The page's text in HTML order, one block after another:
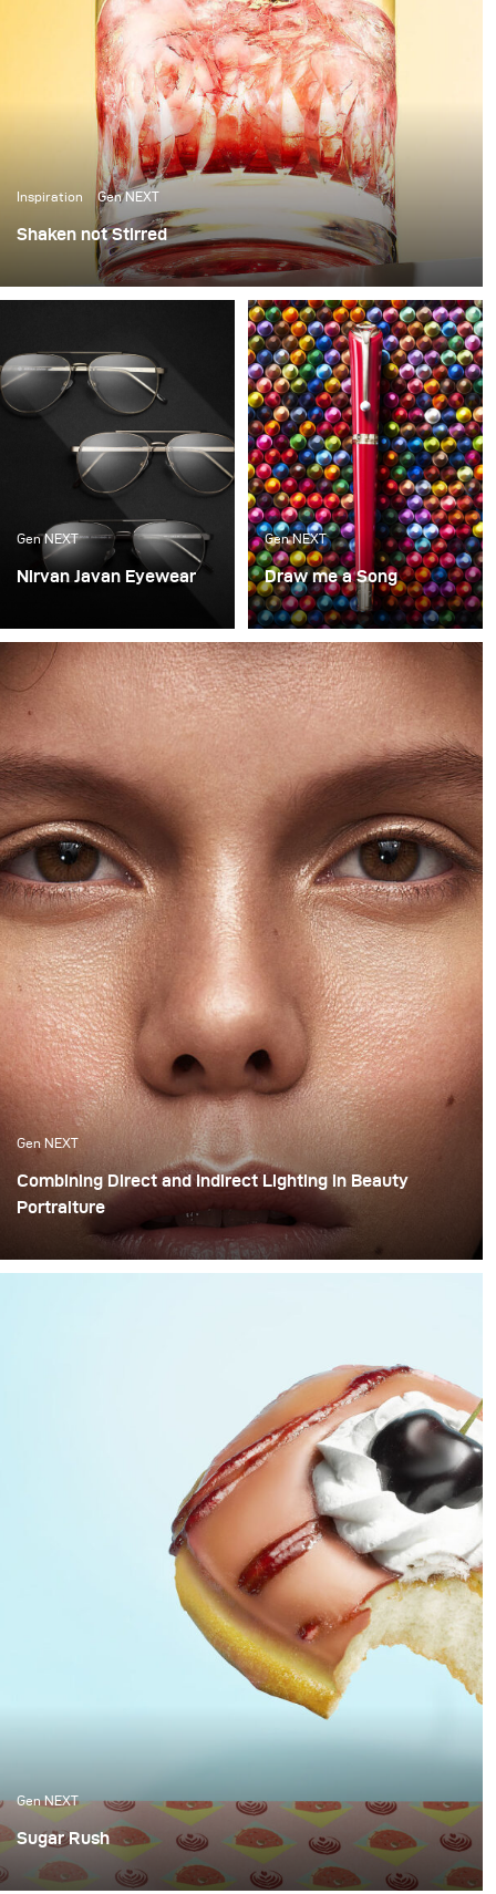
Inspiration Gen NEXT
Shaken not Stirred
The last few weeks in Berlin have been amazing, with
over 25 degrees temperatures and sunshine, it’s been
the perfect weather to photograph some cool summer
cocktails.
Gen NEXT
Nirvan Javan Eyewear
wanted to show a behind
the scenes look at a
shoot I did recently for a
long time client - Nirvan
Javan Eyewear.
Gen NEXT
Combining Direct and Indirect Lighting in Beauty
Portraiture
The use of indirect lighting has become quite popular
among photographers in the past year. Many
Gen NEXT
Sugar Rush
Berlin-based Brammibals Donuts is a donut experience
Gen NEXT
Draw me a Song
A continuation of the last
concept, this was again a
look into what brought
us joy as kids and what
we love as adults with
Mont Blanc as the
product.